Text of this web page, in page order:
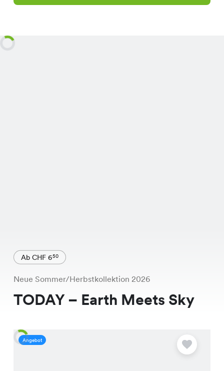
Ab CHF 650
Neue Sommer/Herbstkollektion 2026
TODAY – Earth Meets Sky
Angebot